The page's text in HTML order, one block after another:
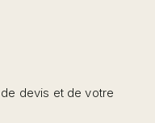
devis et de votre